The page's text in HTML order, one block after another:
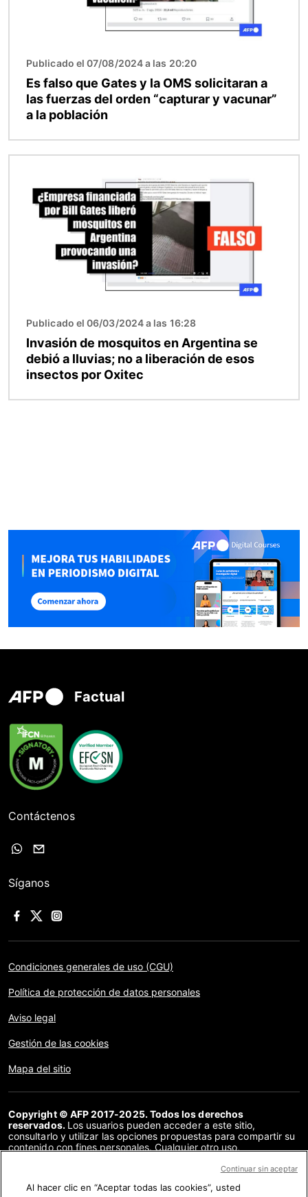
Publicado el 07/08/2024 a las 20:20
Es falso que Gates y la OMS solicitaran a
las fuerzas del orden “capturar y vacunar”
a la población
Publicado el 06/03/2024 a las 16:28
Invasión de mosquitos en Argentina se
debió a lluvias; no a liberación de esos
insectos por Oxitec
Factual
Contáctenos
Síganos
Condiciones generales de uso (CGU)
Política de protección de datos personales
Aviso legal
Gestión de las cookies
Mapa del sitio
Copyright © AFP 2017-2025. Todos los derechos
reservados. Los usuarios pueden acceder a este sitio,
consultarlo y utilizar las opciones propuestas para compartir su
contenido con fines personales. Cualquier otro uso,
distribución del contenido de este sitio, en su totalidad o en
acuerdo específico firmado con la AFP, está estrictamente
Al hacer clic en “Aceptar todas las cookies”, usted
Continuar sin aceptar